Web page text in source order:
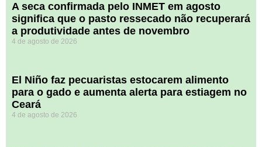
A seca confirmada pelo INMET em agosto
significa que o pasto ressecado não recuperará
a produtividade antes de novembro
4 de agosto de 2026
El Niño faz pecuaristas estocarem alimento
para o gado e aumenta alerta para estiagem no
Ceará
4 de agosto de 2026